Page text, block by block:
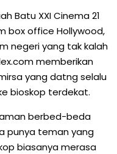
Batu XXI Cinema 21
box office Hollywood,
negeri yang tak kalah
memberikan
yang datng selalu
bioskop terdekat.
berbed-beda
punya teman yang
biasanya merasa